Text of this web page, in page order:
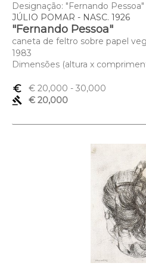
Designação: "Fernando
JÚLIO POMAR - NASC. 1926
"Fernando Pessoa"
caneta de feltro sobre papel
1983
Dimensões (altura x
euro_symbol € 20,000 - 30,000
gavel
€ 20,000